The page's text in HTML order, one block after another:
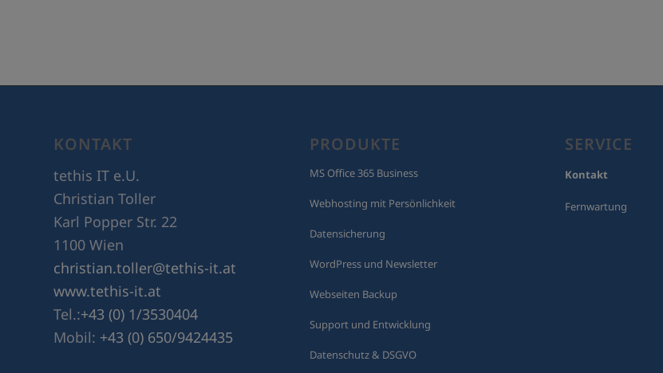
KONTAKT
tethis IT e.U.
Christian Toller
Karl Popper Str. 22
1100 Wien
christian.toller@tethis-it.at
www.tethis-it.at
Tel.:+43 (0) 1/3530404
Mobil: +43 (0) 650/9424435
PRODUKTE
MS Office 365 Business
Webhosting mit Persönlichkeit
Datensicherung
WordPress und Newsletter
Webseiten Backup
Support und Entwicklung
Datenschutz & DSGVO
SERVICE
Kontakt
Fernwartung